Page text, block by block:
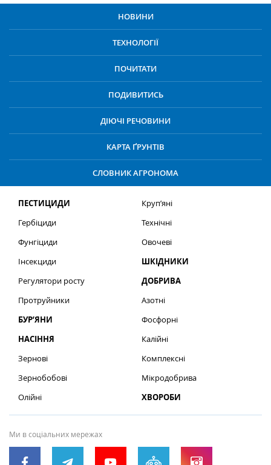
НОВИНИ
ТЕХНОЛОГІЇ
ПОЧИТАТИ
ПОДИВИТИСЬ
ДІЮЧІ РЕЧОВИНИ
КАРТА ҐРУНТІВ
СЛОВНИК АГРОНОМА
ПЕСТИЦИДИ
Гербіциди
Фунгіциди
Інсекциди
Регулятори росту
Протруйники
БУР’ЯНИ
НАСІННЯ
Зернові
Зернобобові
Олійні
Круп’яні
Технічні
Овочеві
ШКІДНИКИ
ДОБРИВА
Азотні
Фосфорні
Калійні
Комплексні
Мікродобрива
ХВОРОБИ
Ми в соціальних мережах